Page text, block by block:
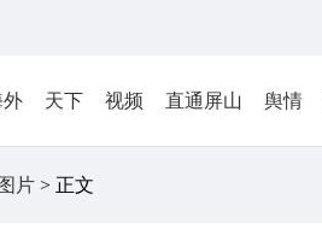
外 天下 视频 直通屏山 舆情
片 > 正文